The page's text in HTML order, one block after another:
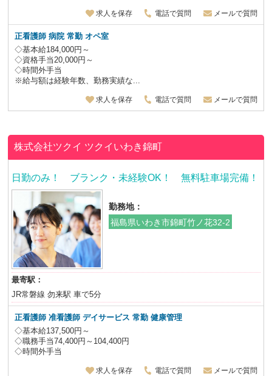
求人を保存 電話で質問 メールで質問
正看護師 病院 常勤 オペ室
◇基本給184,000円～
◇資格手当20,000円～
◇時間外手当
※給与額は経験年数、勤務実績な...
求人を保存 電話で質問 メールで質問
株式会社ツクイ ツクイいわき錦町
日勤のみ！ ブランク・未経験OK！ 無料駐車場完備！
勤務地：
福島県いわき市錦町竹ノ花32-2
最寄駅：
JR常磐線 勿来駅 車で5分
正看護師 准看護師 デイサービス 常勤 健康管理
◇基本給137,500円～
◇職務手当74,400円～104,400円
◇時間外手当
求人を保存 電話で質問 メールで質問